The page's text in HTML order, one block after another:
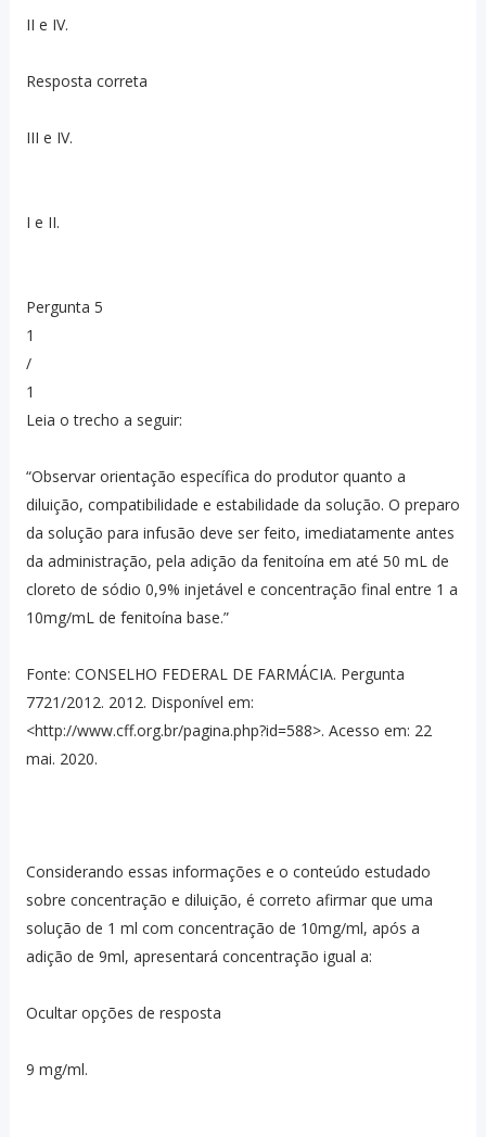
II e IV.
Resposta correta
III e IV.
I e II.
Pergunta 5
1
/
1
Leia o trecho a seguir:
“Observar orientação específica do produtor quanto a
diluição, compatibilidade e estabilidade da solução. O preparo
da solução para infusão deve ser feito, imediatamente antes
da administração, pela adição da fenitoína em até 50 mL de
cloreto de sódio 0,9% injetável e concentração final entre 1 a
10mg/mL de fenitoína base.”
Fonte: CONSELHO FEDERAL DE FARMÁCIA. Pergunta
7721/2012. 2012. Disponível em:
<http://www.cff.org.br/pagina.php?id=588>. Acesso em: 22
mai. 2020.
Considerando essas informações e o conteúdo estudado
sobre concentração e diluição, é correto afirmar que uma
solução de 1 ml com concentração de 10mg/ml, após a
adição de 9ml, apresentará concentração igual a:
Ocultar opções de resposta
9 mg/ml.